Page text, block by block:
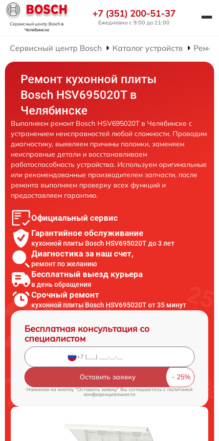
Сервисный центр Boschв
Челябинске
+7 (351) 200-51-37
Ежедневно с 9:00 до 21:00
Сервисный центр Bosch Каталог устройств
Ремонт кухонной плиты
Bosch HSV695020T в
Челябинске
Выполняем ремонт Bosch HSV695020T в Челябинске с
устранением неисправностей любой сложности. Проводим
диагностику, выявляем причины поломки, заменяем
неисправные детали и восстанавливаем
работоспособность устройства. Используем оригинальные
или рекомендованные производителем запчасти, после
ремонта выполняем проверку всех функций и
предоставляем гарантию.
Официальный сервис
Гарантийное обслуживание
кухонной плиты Bosch HSV695020T до 3 лет
Диагностика за наш счет,
ремонт по желанию
Бесплатный выезд курьера
в день обращения
Срочный ремонт
кухонной плиты Bosch HSV695020T от 35 минут
Бесплатная консультация со
специалистом
Оставить заявку
Нажимая на кнопку "Оставить заявку" Вы соглашаетесь cполитикой
конфиденциальности